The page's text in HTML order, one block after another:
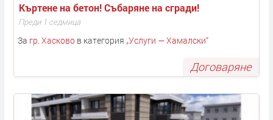
Къртене на бетон! Събаряне на сгради!
Преди 1 седмица
За гр. Хасковов категория „Услуги — Хамалски“
Договаряне